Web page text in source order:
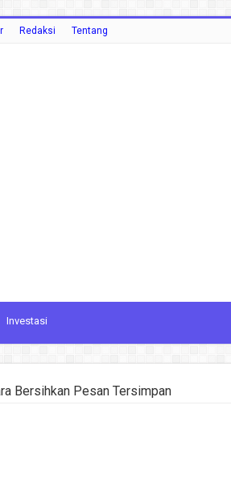
Redaksi Tentang
Investasi
Bersihkan Pesan Tersimpan